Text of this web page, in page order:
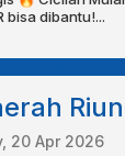
bisa dibantu!⁣⁣⁣⁣⁣...
20 Apr 2026